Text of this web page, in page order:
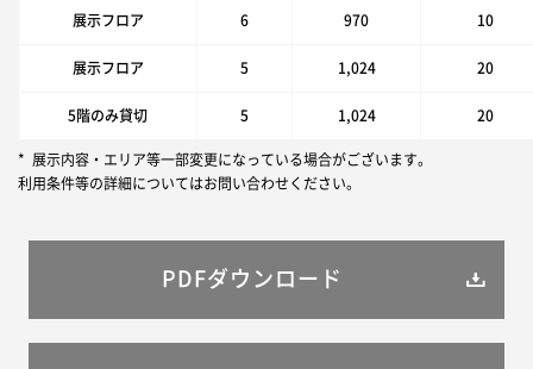
展示フロア 6 970 10
展示フロア 5 1,024 20
5階のみ貸切 5 1,024 20
展示内容・エリア等一部変更になっている場合がございます。
利用条件等の詳細についてはお問い合わせください。
PDFダウンロード